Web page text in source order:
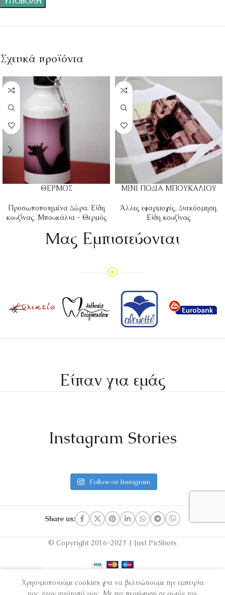
Σχετικά προϊόντα
ΘΕΡΜΟΣ
Προσωποποιημένα Δώρα, Είδη
κουζίνας, Μπουκάλια - Θερμός
ΜΙΝΙ ΠΟΔΙΑ ΜΠΟΥΚΑΛΙΟΥ
Άλλες εφαρμογές, Διακόσμηση,
Είδη κουζίνας
Mας Εμπιστεύονται
Είπαν για εμάς
Instagram Stories
Follow on Instagram
Share us:
© Copyright 2016-2023 | Just PicShots
Χρησιμοποιούμε cookies για να βελτιώσουμε την εμπειρία